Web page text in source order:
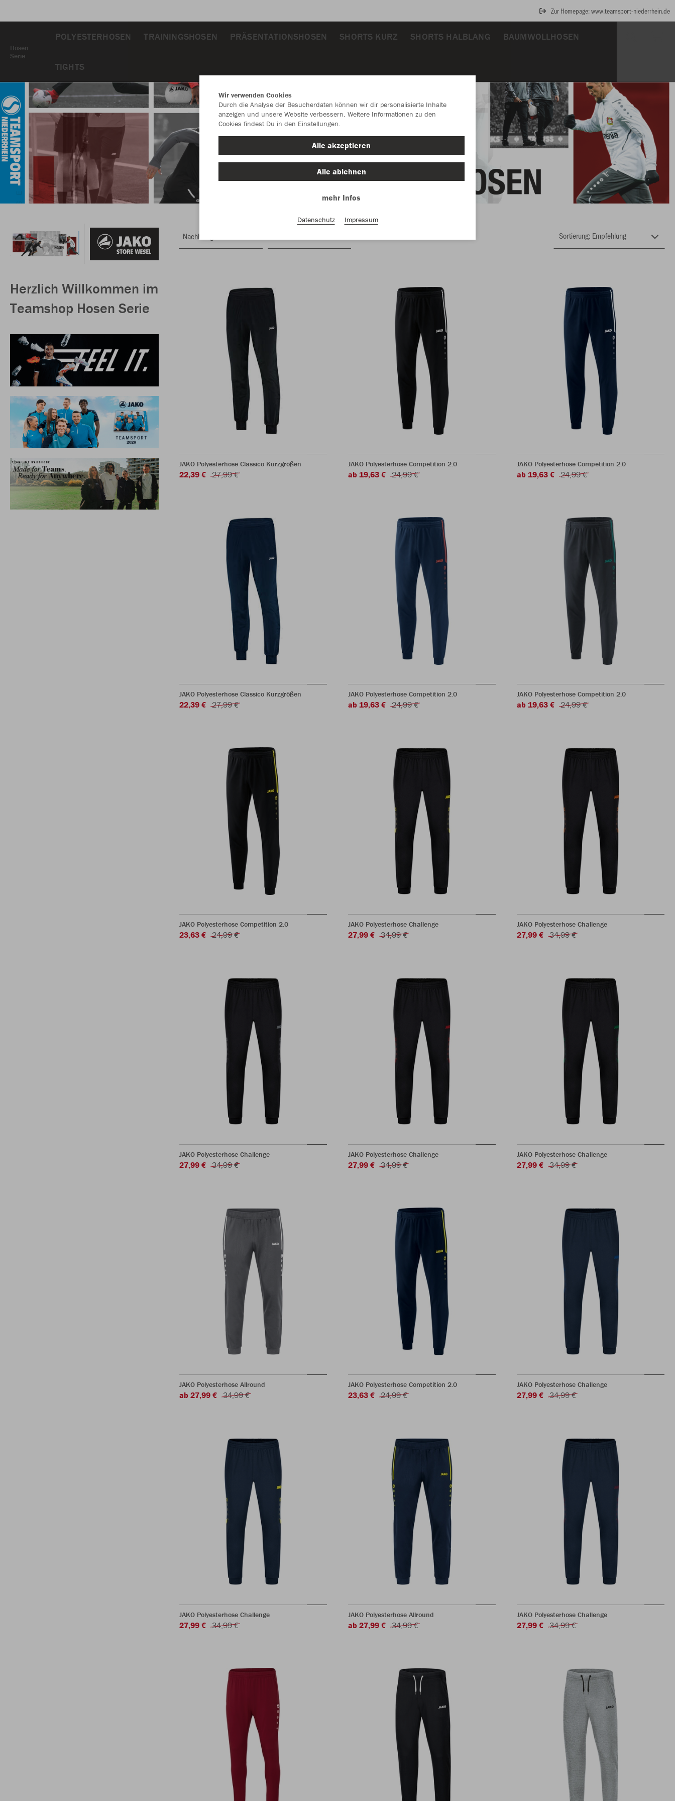
Zur Homepage: www.teamsport-niederrhein.de
Hosen
Serie
POLYESTERHOSEN TRAININGSHOSEN PRÄSENTATIONSHOSEN SHORTS KURZ SHORTS HALBLANG BAUMWOLLHOSEN
TIGHTS
Herzlich Willkommen im
Teamshop Hosen Serie
Nachhaltig
JAKO Polyesterhose Classico Kurzgrößen
22,39 € 27,99 €
JAKO Polyesterhose Competition 2.0
ab 19,63 € 24,99 €
JAKO Polyesterhose Competition 2.0
ab 19,63 € 24,99 €
JAKO Polyesterhose Classico Kurzgrößen
22,39 € 27,99 €
JAKO Polyesterhose Competition 2.0
ab 19,63 € 24,99 €
JAKO Polyesterhose Competition 2.0
ab 19,63 € 24,99 €
JAKO Polyesterhose Competition 2.0
23,63 € 24,99 €
JAKO Polyesterhose Challenge
27,99 € 34,99 €
JAKO Polyesterhose Challenge
27,99 € 34,99 €
JAKO Polyesterhose Challenge
27,99 € 34,99 €
JAKO Polyesterhose Challenge
27,99 € 34,99 €
JAKO Polyesterhose Challenge
27,99 € 34,99 €
JAKO Polyesterhose Allround
ab 27,99 € 34,99 €
JAKO Polyesterhose Competition 2.0
23,63 € 24,99 €
JAKO Polyesterhose Challenge
27,99 € 34,99 €
JAKO Polyesterhose Challenge
27,99 € 34,99 €
JAKO Polyesterhose Allround
ab 27,99 € 34,99 €
JAKO Polyesterhose Challenge
27,99 € 34,99 €
Wir verwenden Cookies
Durch die Analyse der Besucherdaten können wir dir personalisierte Inhalte
anzeigen und unsere Website verbessern. Weitere Informationen zu den
Cookies findest Du in den Einstellungen.
Alle akzeptieren
Alle ablehnen
mehr Infos
Datenschutz Impressum